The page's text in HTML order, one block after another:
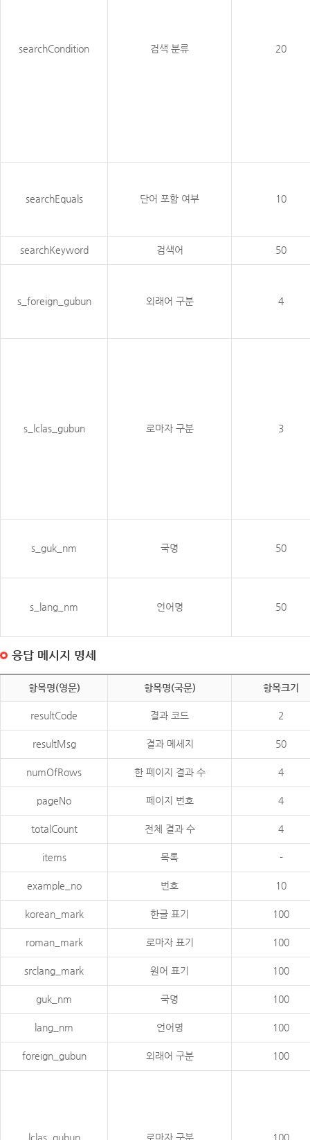
searchCondition 검색 분류 20
searchEquals 단어 포함 여부 10
searchKeyword 검색어 50
s_foreign_gubun 외래어 구분 4
s_lclas_gubun 로마자 구분 3
s_guk_nm 국명 50
s_lang_nm 언어명 50
응답 메시지 명세
항목명(영문) 항목명(국문) 항목크기
resultCode 결과 코드 2
resultMsg 결과 메세지 50
numOfRows 한 페이지 결과 수 4
pageNo 페이지 번호 4
totalCount 전체 결과 수 4
items 목록 -
example_no 번호 10
korean_mark 한글 표기 100
roman_mark 로마자 표기 100
srclang_mark 원어 표기 100
guk_nm 국명 100
lang_nm 언어명 100
foreign_gubun 외래어 구분 100
lclas_gubun 로마자 구분 100